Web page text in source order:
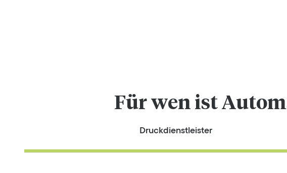
Für wen ist
Druckdienstleister